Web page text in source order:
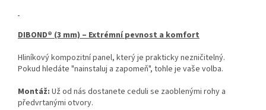
DIBOND® (3 mm) – Extrémní pevnost a komfort
Hliníkový kompozitní panel, který je prakticky nezničitelný.
Pokud hledáte "nainstaluj a zapomeň", tohle je vaše volba.
Montáž: Už od nás dostanete ceduli se zaoblenými rohy a
předvrtanými otvory.